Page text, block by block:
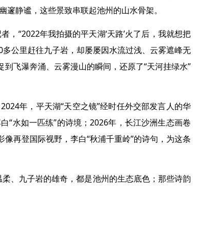
静谧，这些景致串联起池州的山水骨架。
“2022年我拍摄的平天湖‘天路’火了后，我就想把
公里赶往九子岩，却屡屡因水流过浅、云雾遮峰无
飞瀑奔涌、云雾漫山的瞬间，还原了“天河挂绿水”
年，平天湖“天空之镜”经时任外交部发言人的华
“水如一匹练”的诗境；2026年，长江沙洲生态画卷
再登国际视野，李白“秋浦千重岭”的诗句，为这条
九子岩的雄奇，都是池州的生态底色；那些诗韵